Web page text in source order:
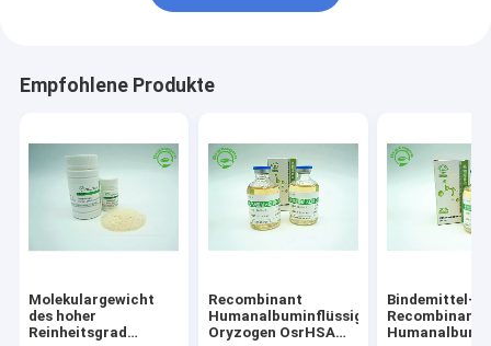
Empfohlene Produkte
Molekulargewicht
des hoher
Reinheitsgrad
Recombinant
Humanalbuminflüssigkeit
Oryzogen OsrHSA
Bindemittel-
Recombinant